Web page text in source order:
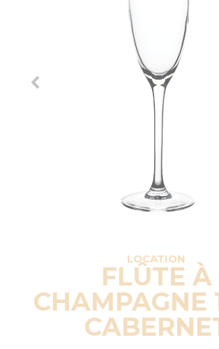
LOCATION
FLÛTE À
CHAMPAGNE